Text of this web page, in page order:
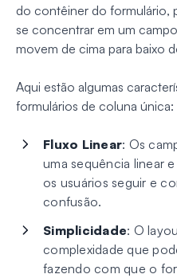
do contêiner do formulário,
se concentrar em um
movem de cima para baixo
Aqui estão algumas
formulários de coluna única:
Fluxo Linear: Os
uma sequência linear
os usuários seguir e
confusão.
Simplicidade: O
complexidade que
fazendo com que o